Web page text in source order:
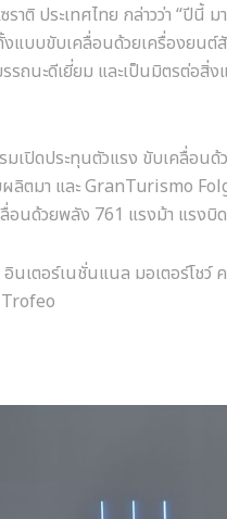
าติ ประเทศไทย กล่าวว่า “ปีนี้
แบบขับเคลื่อนด้วยเครื่องยน
ถนะดีเยี่ยม และเป็นมิตรต่อ
ปิดประทุนตัวแรง ขับเคลื่อน
ลิตมา และ GranTurismo
นด้วยพลัง 761 แรงม้า แรงบิ
ตอร์เนชั่นแนล มอเตอร์โชว์